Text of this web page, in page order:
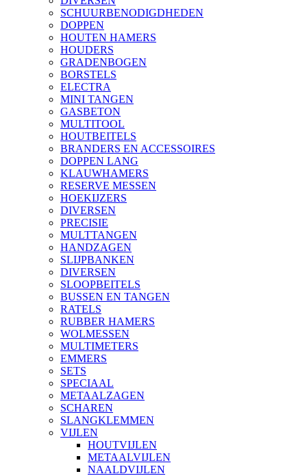
SCHUURBENODIGDHEDEN
DOPPEN
HOUTEN HAMERS
HOUDERS
GRADENBOGEN
BORSTELS
ELECTRA
MINI TANGEN
GASBETON
MULTITOOL
HOUTBEITELS
BRANDERS EN ACCESSOIRES
DOPPEN LANG
KLAUWHAMERS
RESERVE MESSEN
HOEKIJZERS
DIVERSEN
PRECISIE
MULTTANGEN
HANDZAGEN
SLIJPBANKEN
DIVERSEN
SLOOPBEITELS
BUSSEN EN TANGEN
RATELS
RUBBER HAMERS
WOLMESSEN
MULTIMETERS
EMMERS
SETS
SPECIAAL
METAALZAGEN
SCHAREN
SLANGKLEMMEN
VIJLEN
HOUTVIJLEN
METAALVIJLEN
NAALDVIJLEN